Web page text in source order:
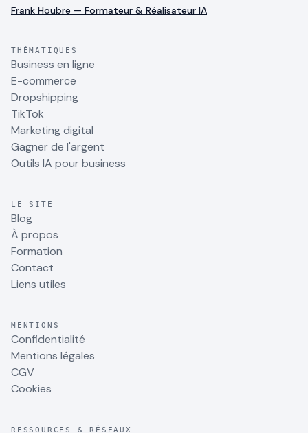
Frank Houbre — Formateur & Réalisateur IA
THÉMATIQUES
Business en ligne
E-commerce
Dropshipping
TikTok
Marketing digital
Gagner de l'argent
Outils IA pour business
LE SITE
Blog
À propos
Formation
Contact
Liens utiles
MENTIONS
Confidentialité
Mentions légales
CGV
Cookies
RESSOURCES & RÉSEAUX